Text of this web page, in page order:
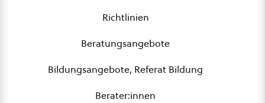
Richtlinien
Beratungsangebote
Bildungsangebote, Referat Bildung
Berater:innen